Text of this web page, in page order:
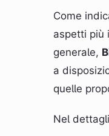
Come
aspetti più
generale,
a
quelle
Nel